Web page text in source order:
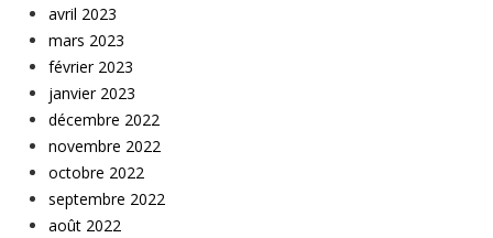
avril 2023
mars 2023
février 2023
janvier 2023
décembre 2022
novembre 2022
octobre 2022
septembre 2022
août 2022